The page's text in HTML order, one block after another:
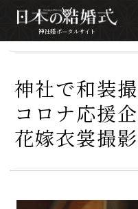
J P
神社婚ポータルサイト
神社で和装
コロナ応援
花嫁衣裳撮